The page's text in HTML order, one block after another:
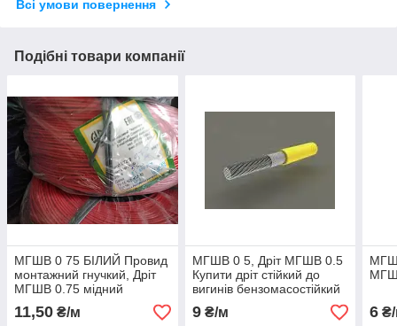
Всі умови повернення
Подібні товари компанії
МГШВ 0 75 БІЛИЙ Провид
монтажний гнучкий, Дріт
МГШВ 0.75 мідний
калюжений особливо
гнучкий
11,50 ₴/м
МГШВ 0 5, Дріт МГШВ 0.5
Купити дріт стійкий до
вигинів бензомасостійкий
ціна
9₴/м 6